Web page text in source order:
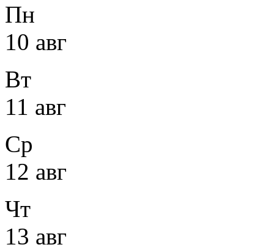
Пн
10 авг
Вт
11 авг
Ср
12 авг
Чт
13 авг